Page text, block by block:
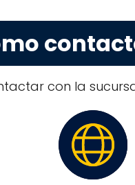
con la